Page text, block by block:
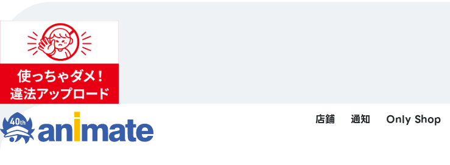
店鋪 通知 Only Shop